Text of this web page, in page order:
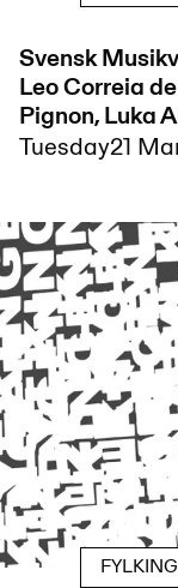
Svensk
Leo Correia
Pignon, Luka
Tuesday21